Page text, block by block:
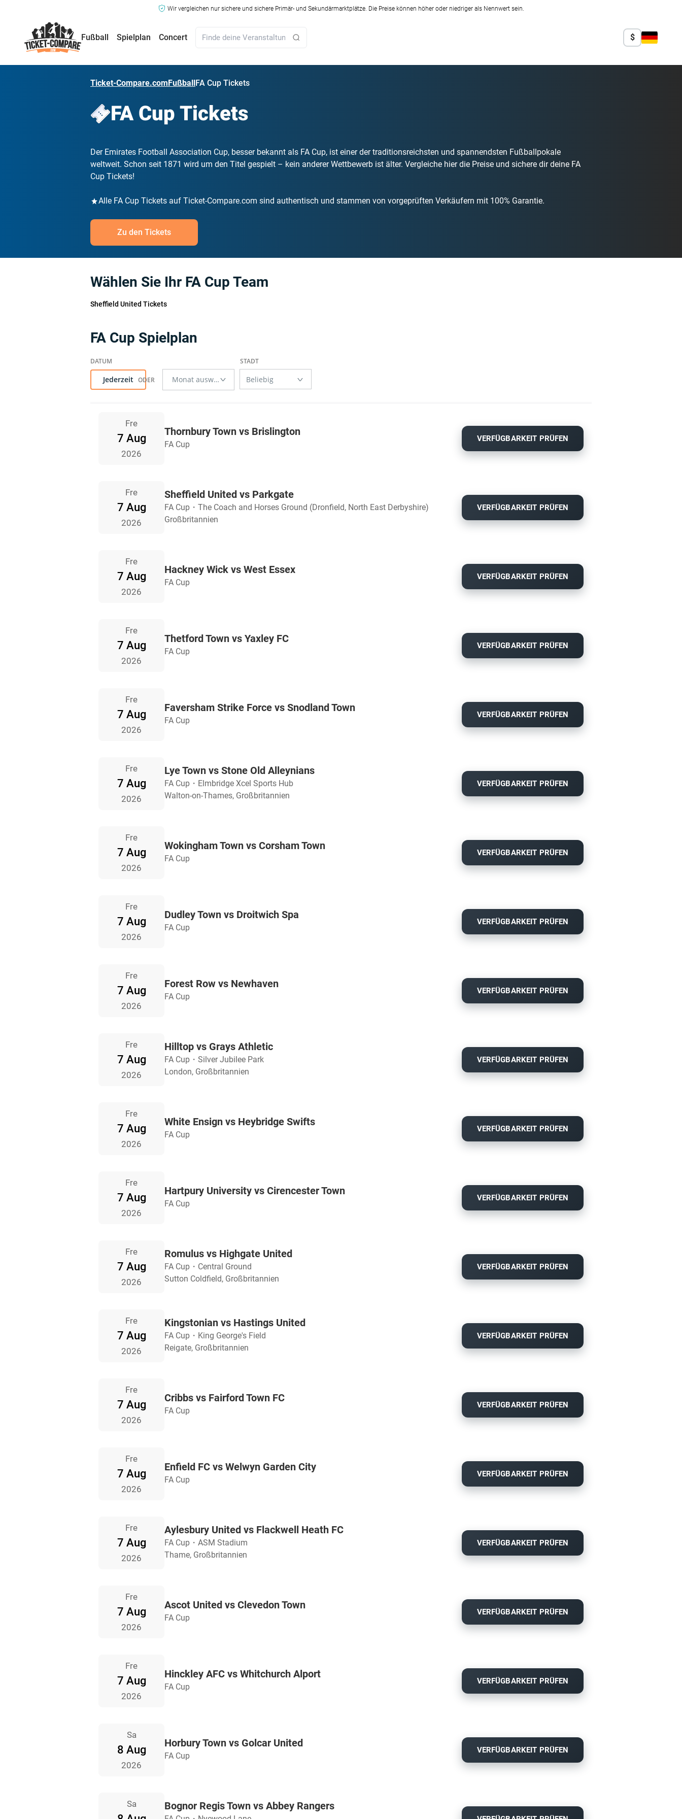
Wir vergleichen nur sichere und sichere Primär- und Sekundärmarktplätze. Die Preise können höher oder niedriger als Nennwert sein.
Fußball Spielplan Concert $
Ticket-Compare.comFußballFA Cup Tickets
FA Cup Tickets
Der Emirates Football Association Cup, besser bekannt als FA Cup, ist einer der traditionsreichsten und spannendsten Fußballpokale
weltweit. Schon seit 1871 wird um den Titel gespielt – kein anderer Wettbewerb ist älter. Vergleiche hier die Preise und sichere dir deine FA
Cup Tickets!
Alle FA Cup Tickets auf Ticket-Compare.com sind authentisch und stammen von vorgeprüften Verkäufern mit 100% Garantie.
Zu den Tickets
Wählen Sie Ihr FA Cup Team
Sheffield United Tickets
FA Cup Spielplan
Jederzeit
Fre
7 Aug
2026
Thornbury Town vs Brislington
FA Cup
VERFÜGBARKEIT PRÜFEN
Fre
7 Aug
2026
Sheffield United vs Parkgate
FA Cup ・ The Coach and Horses Ground (Dronfield, North East Derbyshire)
Großbritannien
VERFÜGBARKEIT PRÜFEN
Fre
7 Aug
2026
Hackney Wick vs West Essex
FA Cup
VERFÜGBARKEIT PRÜFEN
Fre
7 Aug
2026
Thetford Town vs Yaxley FC
FA Cup
VERFÜGBARKEIT PRÜFEN
Fre
7 Aug
2026
Faversham Strike Force vs Snodland Town
FA Cup
VERFÜGBARKEIT PRÜFEN
Fre
7 Aug
2026
Lye Town vs Stone Old Alleynians
FA Cup ・ Elmbridge Xcel Sports Hub
Walton-on-Thames, Großbritannien
VERFÜGBARKEIT PRÜFEN
Fre
7 Aug
2026
Wokingham Town vs Corsham Town
FA Cup
VERFÜGBARKEIT PRÜFEN
Fre
7 Aug
2026
Dudley Town vs Droitwich Spa
FA Cup
VERFÜGBARKEIT PRÜFEN
Fre
7 Aug
2026
Forest Row vs Newhaven
FA Cup
VERFÜGBARKEIT PRÜFEN
Fre
7 Aug
2026
Hilltop vs Grays Athletic
FA Cup ・ Silver Jubilee Park
London, Großbritannien
VERFÜGBARKEIT PRÜFEN
Fre
7 Aug
2026
White Ensign vs Heybridge Swifts
FA Cup
VERFÜGBARKEIT PRÜFEN
Fre
7 Aug
2026
Hartpury University vs Cirencester Town
FA Cup
VERFÜGBARKEIT PRÜFEN
Fre
7 Aug
2026
Romulus vs Highgate United
FA Cup ・ Central Ground
Sutton Coldfield, Großbritannien
VERFÜGBARKEIT PRÜFEN
Fre
7 Aug
2026
Kingstonian vs Hastings United
FA Cup ・ King George's Field
Reigate, Großbritannien
VERFÜGBARKEIT PRÜFEN
Fre
7 Aug
2026
Cribbs vs Fairford Town FC
FA Cup
VERFÜGBARKEIT PRÜFEN
Fre
7 Aug
2026
Enfield FC vs Welwyn Garden City
FA Cup
VERFÜGBARKEIT PRÜFEN
Fre
7 Aug
2026
Aylesbury United vs Flackwell Heath FC
FA Cup ・ ASM Stadium
Thame, Großbritannien
VERFÜGBARKEIT PRÜFEN
Fre
7 Aug
2026
Ascot United vs Clevedon Town
FA Cup
VERFÜGBARKEIT PRÜFEN
Fre
7 Aug
2026
Hinckley AFC vs Whitchurch Alport
FA Cup
VERFÜGBARKEIT PRÜFEN
Sa
8 Aug
2026
Horbury Town vs Golcar United
FA Cup
VERFÜGBARKEIT PRÜFEN
Sa Bognor Regis Town vs Abbey Rangers